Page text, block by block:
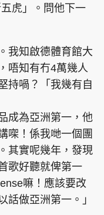
虎」。問他下一
我知啟德體育館大
唔知有冇4萬幾人
持喎？「我幾有自
成為亞洲第一，他
㗎！係我哋一個團
其實呢幾年，發現
歌好聽就俾第一
嘛！應該要改
話做亞洲第一。」